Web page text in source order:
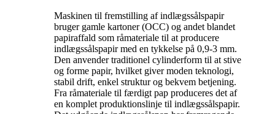
Maskinen til fremstilling af indlægssålspapir
bruger gamle kartoner (OCC) og andet blandet
papiraffald som råmateriale til at producere
indlægssålspapir med en tykkelse på 0,9-3 mm.
Den anvender traditionel cylinderform til at stive
og forme papir, hvilket giver moden teknologi,
stabil drift, enkel struktur og bekvem betjening.
Fra råmateriale til færdigt pap produceres det af
en komplet produktionslinje til indlægssålspapir.